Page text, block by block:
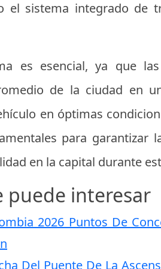
sistema integrado de
es esencial, ya que
de la ciudad en
en óptimas
para garantizar
en la capital durante
puede interesar
2026 Puntos De
Del Puente De La